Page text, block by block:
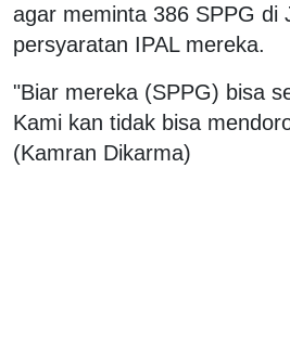
agar meminta 386 SPPG di
persyaratan IPAL mereka.
"Biar mereka (SPPG) bisa
Kami kan tidak bisa
(Kamran Dikarma)